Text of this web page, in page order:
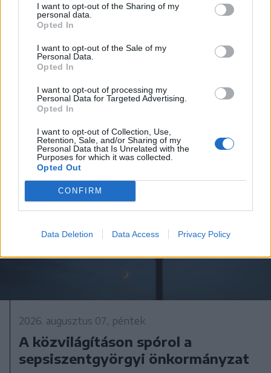
I want to opt-out of the Sharing of my
personal data.
Opted In
I want to opt-out of the Sale of my
Personal Data.
Opted In
I want to opt-out of processing my
Personal Data for Targeted Advertising.
Opted In
I want to opt-out of Collection, Use,
Retention, Sale, and/or Sharing of my
Personal Data that Is Unrelated with the
Purposes for which it was collected.
Opted Out
CONFIRM
Data Deletion Data Access Privacy Policy
2026. augusztus 08., szombat
Már több mint száz településen
kellett vízkorlátozást bevezetni
országszerte
2026. augusztus 07., péntek
A közvilágításon spórol a
sepsiszentgyörgyi önkormányzat